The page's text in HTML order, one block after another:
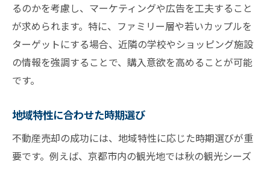
京都の不動産市場の季節的特徴
春と秋の売却における利点
地域特有の文化行事と売却の関係
季節ごとの売却成功事例から学ぶ
るのかを考慮し、マーケティングや広告を工夫すること
が求められます。特に、ファミリー層や若いカップルを
ターゲットにする場合、近隣の学校やショッピング施設
の情報を強調することで、購入意欲を高めることが可能
です。
地域特性に合わせた時期選び
不動産売却の成功には、地域特性に応じた時期選びが重
要です。例えば、京都市内の観光地では秋の観光シーズ